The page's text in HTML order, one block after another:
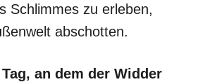
Schlimmes zu erleben,
abschotten.
an dem der Widder